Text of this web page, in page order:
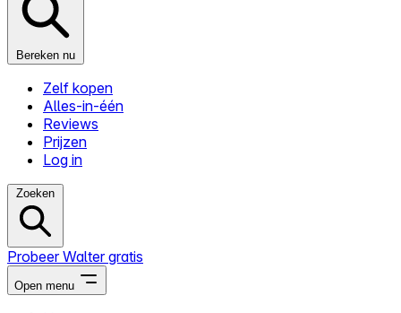
Bereken nu
Zelf kopen
Alles-in-één
Reviews
Prijzen
Log in
Zoeken
Probeer Walter gratis
Open menu